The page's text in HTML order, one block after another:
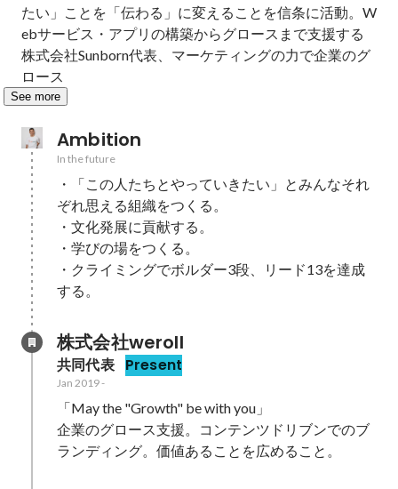
たい」ことを「伝わる」に変えることを信条に活動。W
ebサービス・アプリの構築からグロースまで支援する
株式会社Sunborn代表、マーケティングの力で企業のグ
ロース
See more
Ambition
In the future
・「この人たちとやっていきたい」とみんなそれ
ぞれ思える組織をつくる。
・文化発展に貢献する。
・学びの場をつくる。
・クライミングでボルダー3段、リード13を達成
する。
株式会社weroll
共同代表 Present
Jan 2019-
「May the "Growth" be with you」
企業のグロース支援。コンテンツドリブンでのブ
ランディング。価値あることを広めること。